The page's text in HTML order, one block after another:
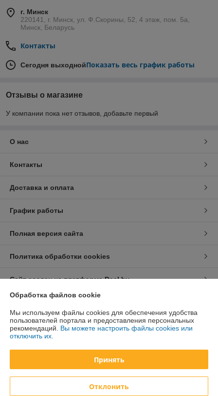
г. Минск
220141, г. Минск, ул. Ф.Скорины, 52, 4 этаж, пом. 5а,
Минск, Беларусь
Контакты
Сегодня выходнойПоказать весь график работы
Отзывы о магазине
У компании пока нет отзывов, добавьте первый
О нас
Контакты
Доставка и оплата
График работы
Полная версия сайта
Политика обработки cookies
Сайт создан на платформе Deal.by
Информация для покупателя
Юридическое лицо:ООО «Техноферма»
220141, г. Минск, ул. Ф.Скорины, 52, 4 этаж, пом. 5а
Регистрационный номер ЕГР: 193628073
Регистрационный орган: Мингоисполком
Обработка файлов cookie
Мы используем файлы cookies для обеспечения удобства
пользователей портала и предоставления персональных
рекомендаций. Вы можете настроить файлы cookies или
отключить их.
Принять
Отклонить